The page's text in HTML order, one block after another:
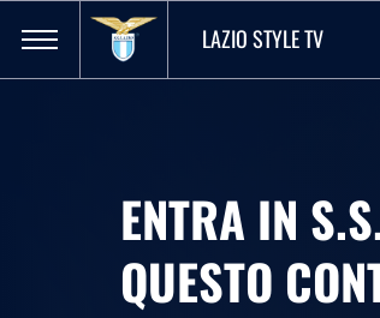
LAZIO STYLE TV
ENTRA IN
QUESTO